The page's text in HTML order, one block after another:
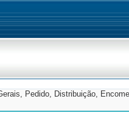
Pedido, Distribuição,